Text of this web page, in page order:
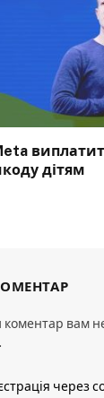
дітям
вам
.
через